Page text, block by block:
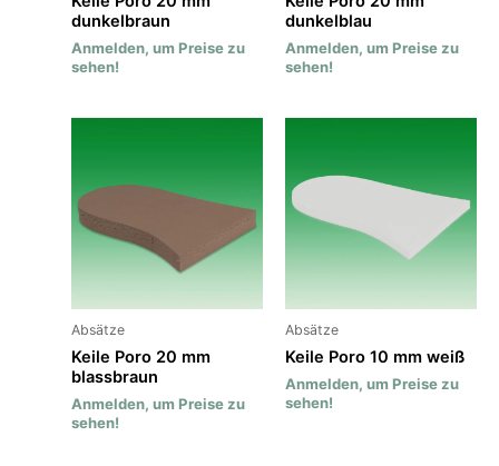
dunkelbraun
Anmelden, um Preise zu
sehen!
dunkelblau
Anmelden, um Preise zu
sehen!
Absätze
Keile Poro 20 mm
blassbraun
Anmelden, um Preise zu
sehen!
Absätze
Keile Poro 10 mm weiß
Anmelden, um Preise zu
sehen!